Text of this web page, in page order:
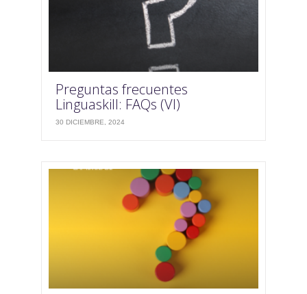
Preguntas frecuentes
Linguaskill: FAQs (VI)
30 DICIEMBRE, 2024